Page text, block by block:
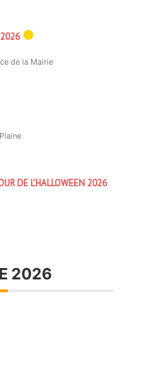
2026
de la Mairie
DE L’HALLOWEEN 2026
2026